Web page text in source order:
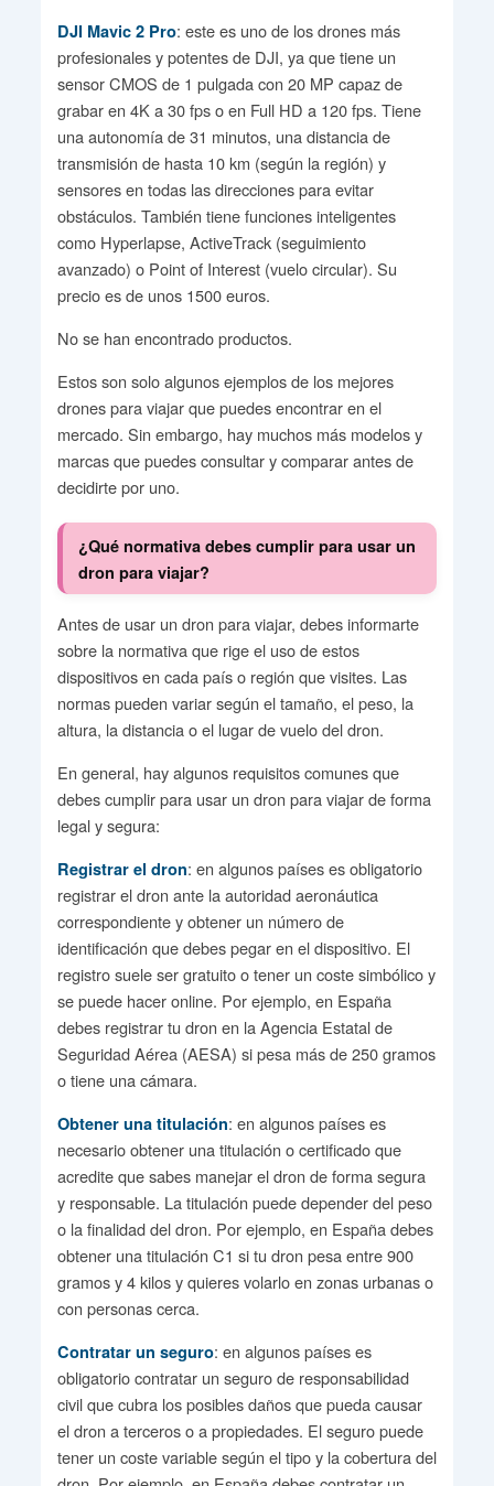
DJI Mavic 2 Pro: este es uno de los drones más
profesionales y potentes de DJI, ya que tiene un
sensor CMOS de 1 pulgada con 20 MP capaz de
grabar en 4K a 30 fps o en Full HD a 120 fps. Tiene
una autonomía de 31 minutos, una distancia de
transmisión de hasta 10 km (según la región) y
sensores en todas las direcciones para evitar
obstáculos. También tiene funciones inteligentes
como Hyperlapse, ActiveTrack (seguimiento
avanzado) o Point of Interest (vuelo circular). Su
precio es de unos 1500 euros.
No se han encontrado productos.
Estos son solo algunos ejemplos de los mejores
drones para viajar que puedes encontrar en el
mercado. Sin embargo, hay muchos más modelos y
marcas que puedes consultar y comparar antes de
decidirte por uno.
¿Qué normativa debes cumplir para usar un
dron para viajar?
Antes de usar un dron para viajar, debes informarte
sobre la normativa que rige el uso de estos
dispositivos en cada país o región que visites. Las
normas pueden variar según el tamaño, el peso, la
altura, la distancia o el lugar de vuelo del dron.
En general, hay algunos requisitos comunes que
debes cumplir para usar un dron para viajar de forma
legal y segura:
Registrar el dron: en algunos países es obligatorio
registrar el dron ante la autoridad aeronáutica
correspondiente y obtener un número de
identificación que debes pegar en el dispositivo. El
registro suele ser gratuito o tener un coste simbólico y
se puede hacer online. Por ejemplo, en España
debes registrar tu dron en la Agencia Estatal de
Seguridad Aérea (AESA) si pesa más de 250 gramos
o tiene una cámara.
Obtener una titulación: en algunos países es
necesario obtener una titulación o certificado que
acredite que sabes manejar el dron de forma segura
y responsable. La titulación puede depender del peso
o la finalidad del dron. Por ejemplo, en España debes
obtener una titulación C1 si tu dron pesa entre 900
gramos y 4 kilos y quieres volarlo en zonas urbanas o
con personas cerca.
Contratar un seguro: en algunos países es
obligatorio contratar un seguro de responsabilidad
civil que cubra los posibles daños que pueda causar
el dron a terceros o a propiedades. El seguro puede
tener un coste variable según el tipo y la cobertura del